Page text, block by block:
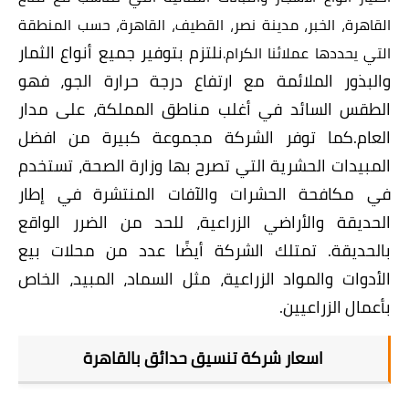
القاهرة، الخبر، مدينة نصر، القطيف، القاهرة، حسب المنطقة
التي يحددها عملائنا الكرام.نلتزم بتوفير جميع أنواع الثمار
والبذور الملائمة مع ارتفاع درجة حرارة الجو، فهو
الطقس السائد في أغلب مناطق المملكة، على مدار
العام.كما توفر الشركة مجموعة كبيرة من افضل
المبيدات الحشرية التي تصرح بها وزارة الصحة، تستخدم
في مكافحة الحشرات والآفات المنتشرة في إطار
الحديقة والأراضي الزراعية، للحد من الضرر الواقع
بالحديقة. تمتلك الشركة أيضًا عدد من محلات بيع
الأدوات والمواد الزراعية، مثل السماد، المبيد، الخاص
بأعمال الزراعيين.
اسعار شركة تنسيق حدائق بالقاهرة